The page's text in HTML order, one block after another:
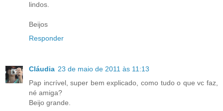
lindos.
Beijos
Responder
Cláudia 23 de maio de 2011 às 11:13
Pap incrível, super bem explicado, como tudo o que vc faz,
né amiga?
Beijo grande.